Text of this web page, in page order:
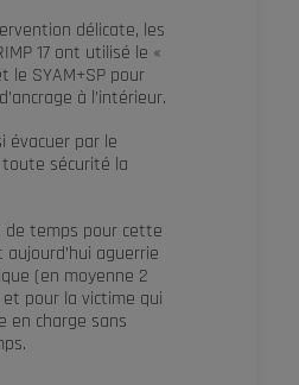
délicate, les
17 ont utilisé le «
le SYAM+SP pour
à l’intérieur.
évacuer par le
sécurité la
de temps pour cette
aguerrie
(en moyenne 2
pour la victime qui
en charge sans